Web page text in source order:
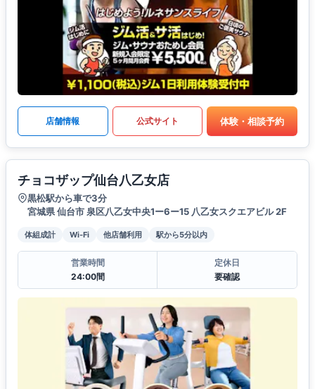
店舗情報 公式サイト 体験・相談予約
チョコザップ仙台八乙女店
黒松駅から車で3分
宮城県 仙台市 泉区八乙女中央1ー6ー15 八乙女スクエアビル 2F
体組成計 Wi-Fi 他店舗利用 駅から5分以内
営業時間
24:00間
定休日
要確認